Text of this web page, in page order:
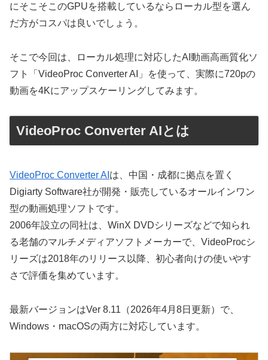
にそこそこのGPUを搭載しているならローカル型を選ん
だ方がコスパは良いでしょう。
そこで今回は、ローカル処理に対応したAI動画高画質化ソ
フト「VideoProc Converter AI」を使って、実際に720pの
動画を4Kにアップスケーリングしてみます。
VideoProc Converter AIとは
VideoProc Converter AI は、中国・成都に拠点を置く
Digiarty Software社が開発・販売しているオールインワン
型の動画処理ソフトです。
2006年設立の同社は、WinX DVDシリーズなどで知られ
る老舗のマルチメディアソフトメーカーで、VideoProcシ
リーズは2018年のリリース以降、初心者向けの使いやす
さで評価を集めています。
最新バージョンはVer 8.11（2026年4月8日更新）で、
Windows・macOSの両方に対応しています。